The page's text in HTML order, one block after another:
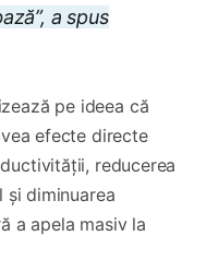
a spus
pe ideea că
efecte directe
reducerea
și diminuarea
a apela masiv la